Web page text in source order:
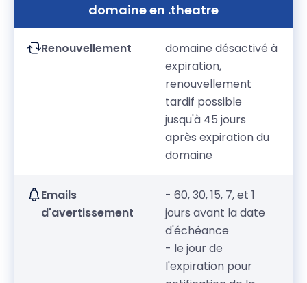
domaine en .theatre
Renouvellement
domaine désactivé à
expiration,
renouvellement
tardif possible
jusqu'à 45 jours
après expiration du
domaine
Emails
d'avertissement
- 60, 30, 15, 7, et 1
jours avant la date
d'échéance
- le jour de
l'expiration pour